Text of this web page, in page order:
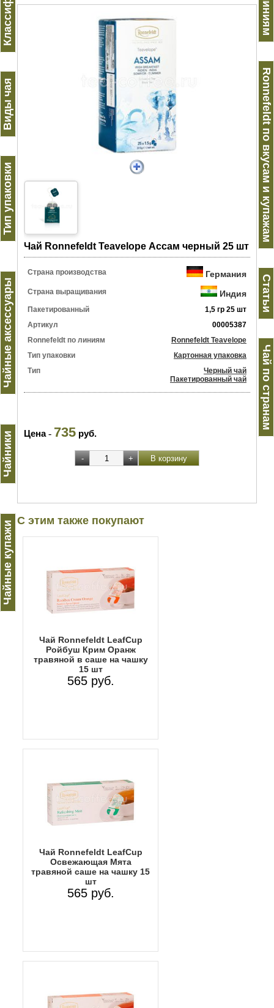
Виды чая
Тип упаковки
Чайные аксессуары
Чайники
Чайные купажи
Чай Ronnefeldt Teavelope Ассам черный 25 шт
Страна производства Германия
Страна выращивания Индия
Пакетированный
1,5 гр 25 шт
Артикул
00005387
Ronnefeldt по линиям
Ronnefeldt Teavelope
Тип упаковки
Картонная упаковка
Тип
Черный чай
Пакетированный чай
Цена- 735 руб.
С этим также покупают
Чай Ronnefeldt LeafCup
Ройбуш Крим Оранж
травяной в саше на чашку
15 шт
565 руб.
Чай Ronnefeldt LeafCup
Освежающая Мята
травяной саше на чашку 15
шт
565 руб.
Ronnefeldt по вкусам и купажам
Статьи
Чай по странам